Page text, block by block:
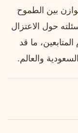
بين الطموح
حول الاعتزال
ما قد
والعالم.